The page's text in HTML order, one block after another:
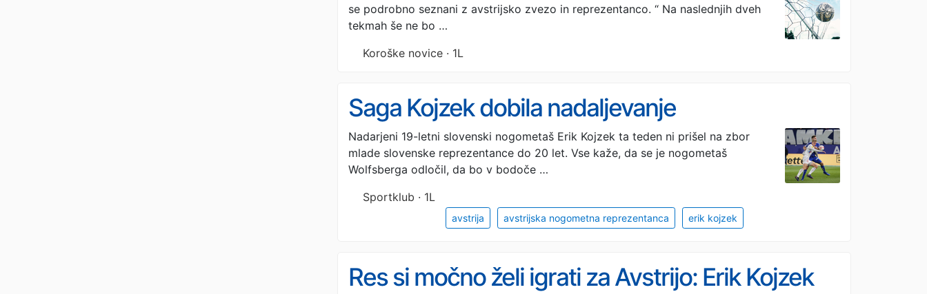
se podrobno seznani z avstrijsko zvezo in reprezentanco. “ Na naslednjih dveh
tekmah še ne bo …
Koroške novice · 1L
Saga Kojzek dobila nadaljevanje
Nadarjeni 19-letni slovenski nogometaš Erik Kojzek ta teden ni prišel na zbor
mlade slovenske reprezentance do 20 let. Vse kaže, da se je nogometaš
Wolfsberga odločil, da bo v bodoče …
Sportklub · 1L
avstrija avstrijska nogometna reprezentanca erik kojzek
Res si močno želi igrati za Avstrijo: Erik Kojzek